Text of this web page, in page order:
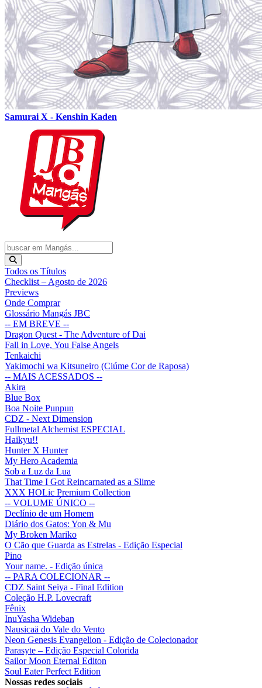
Samurai X - Kenshin Kaden
Todos os Títulos
Checklist – Agosto de 2026
Previews
Onde Comprar
Glossário Mangás JBC
-- EM BREVE --
Dragon Quest - The Adventure of Dai
Fall in Love, You False Angels
Tenkaichi
Yakimochi wa Kitsuneiro (Ciúme Cor de Raposa)
-- MAIS ACESSADOS --
Akira
Blue Box
Boa Noite Punpun
CDZ - Next Dimension
Fullmetal Alchemist ESPECIAL
Haikyu!!
Hunter X Hunter
My Hero Academia
Sob a Luz da Lua
That Time I Got Reincarnated as a Slime
XXX HOLic Premium Collection
-- VOLUME ÚNICO --
Declínio de um Homem
Diário dos Gatos: Yon & Mu
My Broken Mariko
O Cão que Guarda as Estrelas - Edição Especial
Pino
Your name. - Edição única
-- PARA COLECIONAR --
CDZ Saint Seiya - Final Edition
Coleção H.P. Lovecraft
Fênix
InuYasha Wideban
Nausicaä do Vale do Vento
Neon Genesis Evangelion - Edição de Colecionador
Parasyte – Edição Especial Colorida
Sailor Moon Eternal Editon
Soul Eater Perfect Edition
Nossas redes sociais